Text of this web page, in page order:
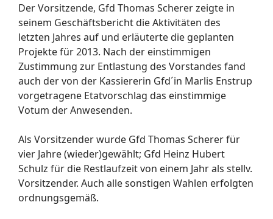
Der Vorsitzende, Gfd Thomas Scherer zeigte in
seinem Geschäftsbericht die Aktivitäten des
letzten Jahres auf und erläuterte die geplanten
Projekte für 2013. Nach der einstimmigen
Zustimmung zur Entlastung des Vorstandes fand
auch der von der Kassiererin Gfd´in Marlis Enstrup
vorgetragene Etatvorschlag das einstimmige
Votum der Anwesenden.
Als Vorsitzender wurde Gfd Thomas Scherer für
vier Jahre (wieder)gewählt; Gfd Heinz Hubert
Schulz für die Restlaufzeit von einem Jahr als stellv.
Vorsitzender. Auch alle sonstigen Wahlen erfolgten
ordnungsgemäß.